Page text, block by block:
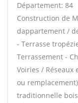
Département: 84
Construction de
dappartement /
- Terrasse
Terrassement -
Voiries / Réseaux
ou
traditionnelle